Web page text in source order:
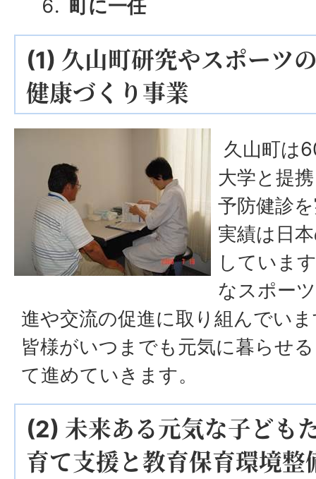
町に一任
(1) 久山町研究やスポーツ
健康づくり事業
久山町は
大学と提
予防健診
実績は日
していま
なスポー
進や交流の促進に取り組んでい
皆様がいつまでも元気に暮らせ
て進めていきます。
(2) 未来ある元気な子ども
育て支援と教育保育環境整